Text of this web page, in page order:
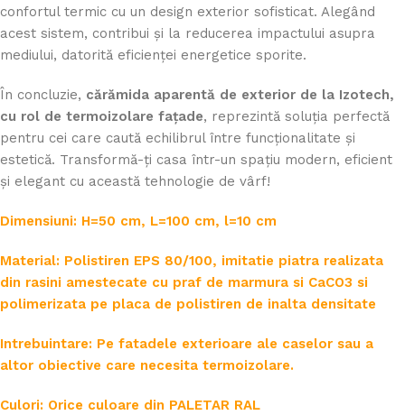
confortul termic cu un design exterior sofisticat. Alegând
acest sistem, contribui și la reducerea impactului asupra
mediului, datorită eficienței energetice sporite.
În concluzie, cărămida aparentă de exterior de la Izotech,
cu rol de termoizolare fațade, reprezintă soluția perfectă
pentru cei care caută echilibrul între funcționalitate și
estetică. Transformă-ți casa într-un spațiu modern, eficient
și elegant cu această tehnologie de vârf!
Dimensiuni: H=50 cm, L=100 cm, l=10 cm
Material: Polistiren EPS 80/100, imitatie piatra realizata
din rasini amestecate cu praf de marmura si CaCO3 si
polimerizata pe placa de polistiren de inalta densitate
Intrebuintare: Pe fatadele exterioare ale caselor sau a
altor obiective care necesita termoizolare.
Culori: Orice culoare din PALETAR RAL